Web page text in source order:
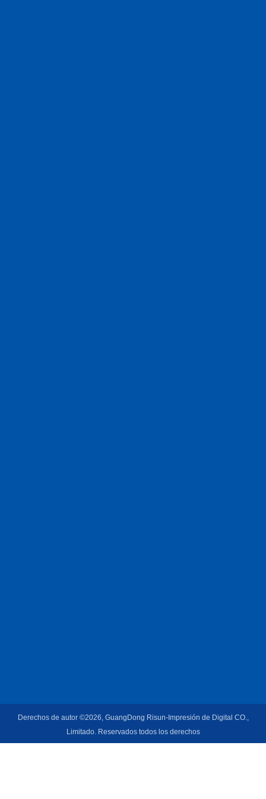
Derechos de autor ©2026, GuangDong Risun-Impresión de Digital CO.,
Limitado. Reservados todos los derechos